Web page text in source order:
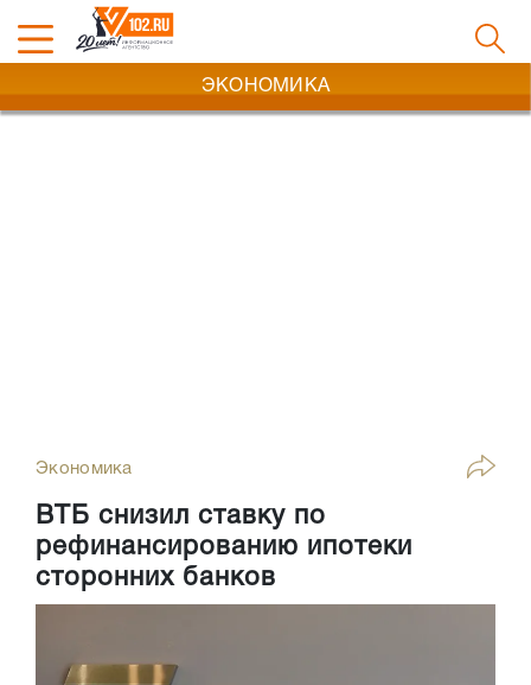
ЭКОНОМИКА
Экономика
ВТБ снизил ставку по
рефинансированию ипотеки
сторонних банков